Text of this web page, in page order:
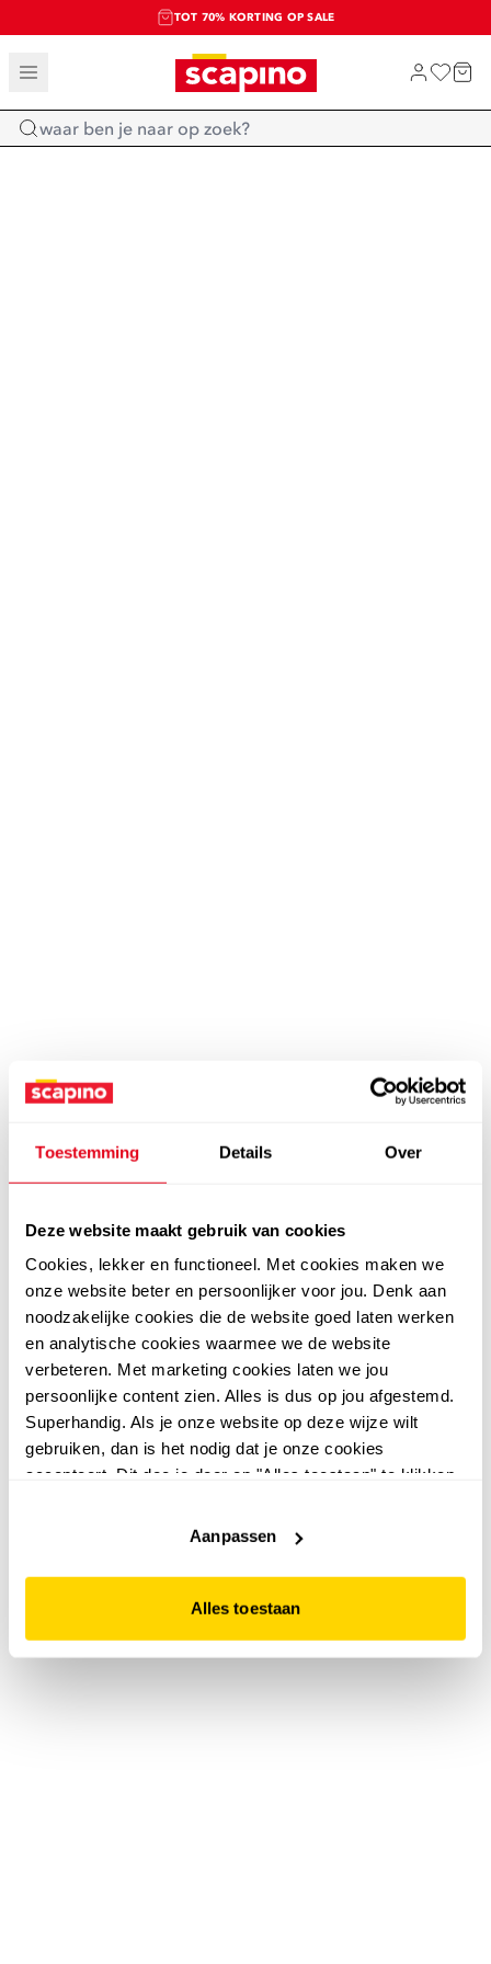
Toestemming Details Over
Deze website maakt gebruik van cookies
Cookies, lekker en functioneel. Met cookies maken we
onze website beter en persoonlijker voor jou. Denk aan
noodzakelijke cookies die de website goed laten werken
en analytische cookies waarmee we de website
verbeteren. Met marketing cookies laten we jou
persoonlijke content zien. Alles is dus op jou afgestemd.
Superhandig. Als je onze website op deze wijze wilt
gebruiken, dan is het nodig dat je onze cookies
accepteert. Dit doe je door op "Alles toestaan" te klikken.
website niet optimaal functioneert.
Aanpassen
Alles toestaan
TOT 70% KORTING OP SALE
SALE: LAATSTE KANS!
SHOP NIEUW
Home